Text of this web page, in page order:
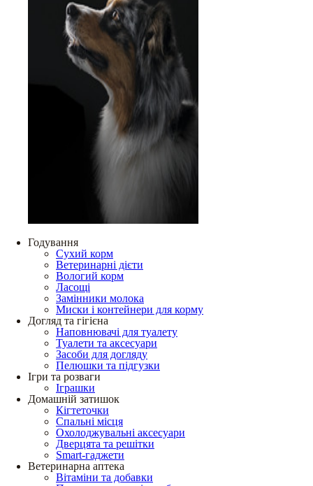
Годування
Сухий корм
Ветеринарні дієти
Вологий корм
Ласощі
Замінники молока
Миски і контейнери для корму
Догляд та гігієна
Наповнювачі для туалету
Туалети та аксесуари
Засоби для догляду
Пелюшки та підгузки
Ігри та розваги
Іграшки
Домашній затишок
Кігтеточки
Спальні місця
Охолоджувальні аксесуари
Дверцята та решітки
Smart-гаджети
Ветеринарна аптека
Вітаміни та добавки